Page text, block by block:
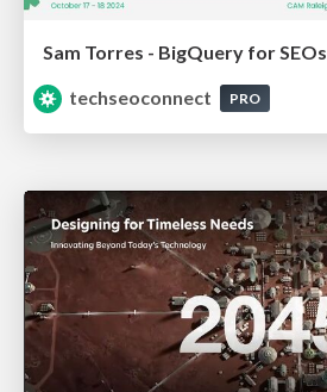
Sam Torres - BigQuery for SEOs
techseoconnect
PRO